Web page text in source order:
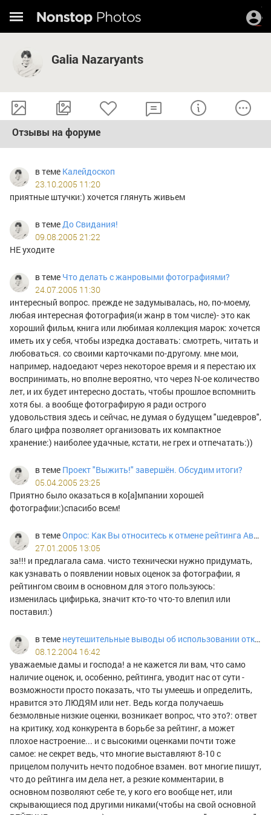
Galia Nazaryants
Отзывы на форуме
в теме Калейдоскоп
23.10.2005 11:20
приятные штучки:) хочется глянуть живьем
в темеДо Свидания!
09.08.2005 21:22
НЕ уходите
в теме Что делать с жанровыми фотографиями?
24.07.2005 11:30
интересный вопрос. прежде не задумывалась, но, по-моему,
любая интересная фотография(и жанр в том числе)- это как
хороший фильм, книга или любимая коллекция марок: хочется
иметь их у себя, чтобы изредка доставать: смотреть, читать и
любоваться. со своими карточками по-другому. мне мои,
например, надоедают через некоторое время и я перестаю их
воспринимать, но вполне вероятно, что через N-ое количество
лет, и их будет интересно достать, чтобы прошлое вспомнить
хотя бы. а вообще фотографирую я ради острого
удовольствия здесь и сейчас, не думая о будущем "шедевров",
благо цифра позволяет организовать их компактное
хранение:) наиболее удачные, кстати, не грех и отпечатать:))
в теме Проект "Выжить!" завершён. Обсудим итоги?
05.04.2005 23:25
Приятно было оказаться в кo[a]мпании хорошей
фотографии:)спасибо всем!
в темеОпрос: Как Вы относитесь к отмене рейтинга Авторов на NonStop при сохранении рейтинга фотографий?
27.01.2005 13:05
за!!! и предлагала сама. чисто технически нужно придумать,
как узнавать о появлении новых оценок за фотографии, я
рейтингом своим в основном для этого пользуюсь:
изменилась цифирька, значит кто-то что-то влепил или
поставил:)
в теме неутешительные выводы об использовании открытого голосования
08.12.2004 16:42
уважаемые дамы и господа! а не кажется ли вам, что само
наличие оценок, и, особенно, рейтинга, уводит нас от сути -
возможности просто показать, что ты умеешь и определить,
нравится это ЛЮДЯМ или нет. Ведь когда получаешь
безмолвные низкие оценки, возникает вопрос, что это?: ответ
на критику, ход конкурента в борьбе за рейтинг, а может
плохое настроение... и с высокими оценками почти тоже
самое: не секрет ведь, что многие выставляют 8-10 с
прицелом получить нечто подобное взамен. вот многие пишут,
что до рейтинга им дела нет, а резкие комментарии, в
основном позволяют себе те, у кого его вообще нет, или
скрывающиеся под другими никами(чтобы на свой основной